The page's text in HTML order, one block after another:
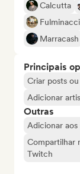
Calcutta
Fulminacci
Marracash
Principais
Criar posts
Adicionar
Outras
Adicionar aos
Compartilhar
Twitch